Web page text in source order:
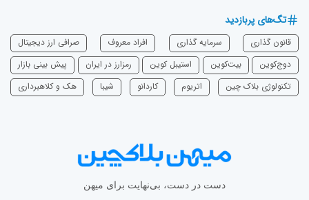
تگ‌های پربازدید
قانون گذاری سرمایه‌ گذاری افراد معروف
صرافی ارز دیجیتال
دوج‌کوین
بیت‌کوین استیبل کوین رمزارز در ایران
پیش بینی بازار
تکنولوژی بلاک چین
اتریوم ‌کاردانو شیبا هک و کلاهبرداری
دست در دست، بی‌نهایت برای میهن